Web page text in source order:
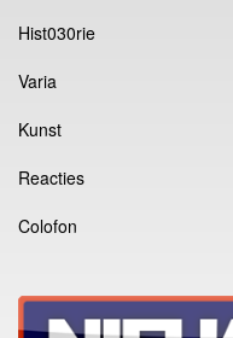
Hist030rie
Varia
Kunst
Reacties
Colofon